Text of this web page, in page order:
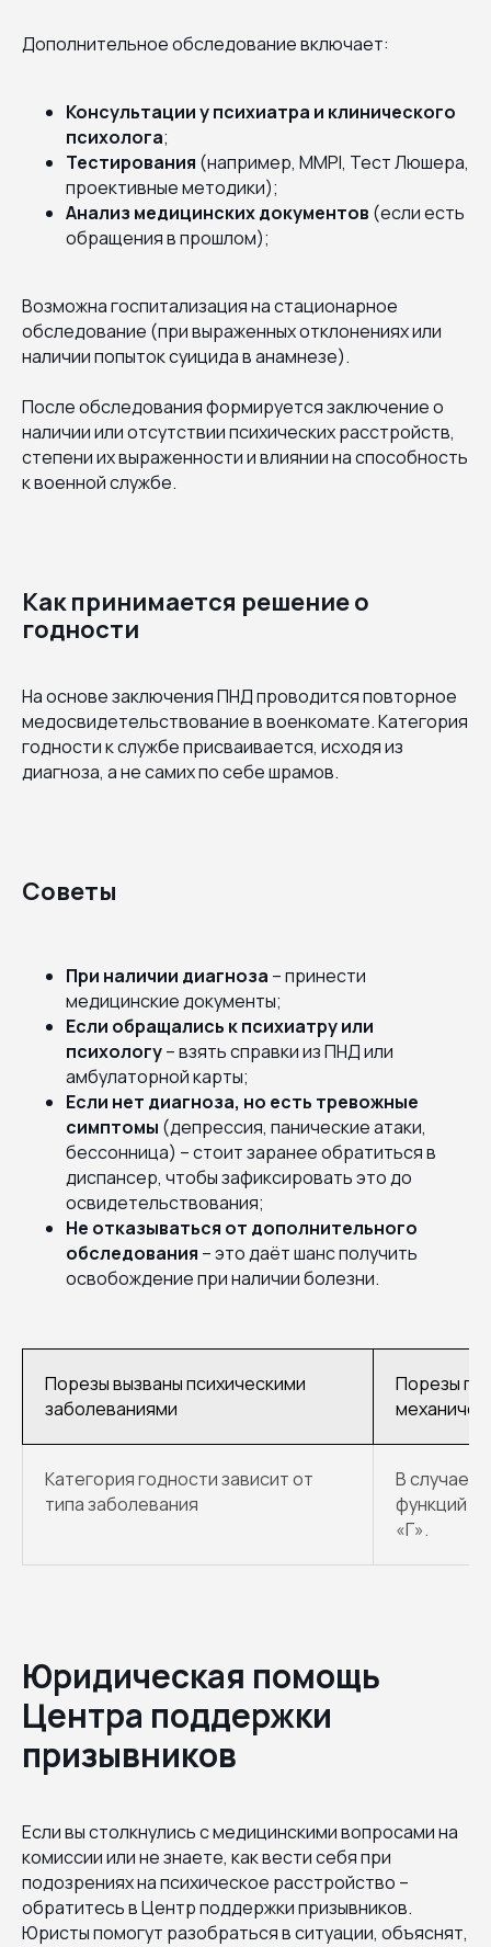
Дополнительное обследование включает:
Консультации у психиатра и клинического
психолога;
Тестирования (например, MMPI, Тест Люшера,
проективные методики);
Анализ медицинских документов (если есть
обращения в прошлом);
Возможна госпитализация на стационарное
обследование (при выраженных отклонениях или
наличии попыток суицида в анамнезе).
После обследования формируется заключение о
наличии или отсутствии психических расстройств,
степени их выраженности и влиянии на способность
к военной службе.
Как принимается решение о
годности
На основе заключения ПНД проводится повторное
медосвидетельствование в военкомате. Категория
годности к службе присваивается, исходя из
диагноза, а не самих по себе шрамов.
Советы
При наличии диагноза – принести
медицинские документы;
Если обращались к психиатру или
психологу– взять справки из ПНД или
амбулаторной карты;
Если нет диагноза, но есть тревожные
симптомы (депрессия, панические атаки,
бессонница) – стоит заранее обратиться в
диспансер, чтобы зафиксировать это до
освидетельствования;
Не отказываться от дополнительного
обследования – это даёт шанс получить
освобождение при наличии болезни.
Порезы вызваны психическими
заболеваниями
Порезы
Категория годности зависит от
типа заболевания
В случае
функций
«Г».
Юридическая помощь
Центра поддержки
призывников
Если вы столкнулись с медицинскими вопросами на
комиссии или не знаете, как вести себя при
подозрениях на психическое расстройство –
обратитесь в Центр поддержки призывников.
Юристы помогут разобраться в ситуации, объяснят,